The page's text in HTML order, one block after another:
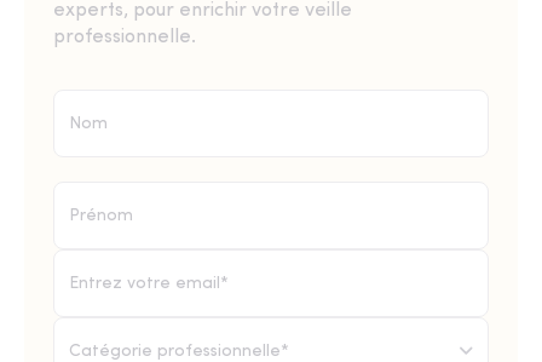
experts, pour enrichir votre veille
professionnelle.
Catégorie professionnelle*